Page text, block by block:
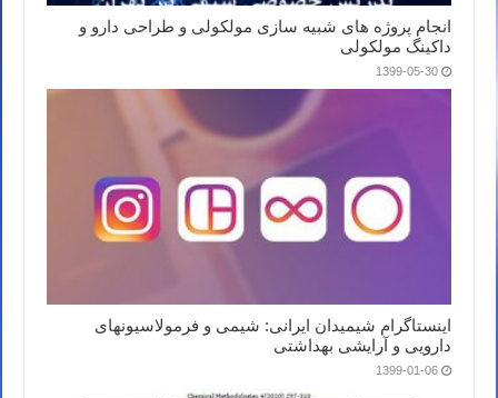
انجام پروژه های شبیه سازی مولکولی و طراحی دارو و
داکینگ مولکولی
1399-05-30
اینستاگرام شیمیدان ایرانی: شیمی و فرمولاسیونهای
دارویی و آرایشی بهداشتی
1399-01-06